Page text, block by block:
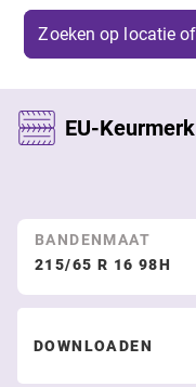
EU-Keurmerk
BANDENMAAT
215/65 R 16 98H
DOWNLOADEN